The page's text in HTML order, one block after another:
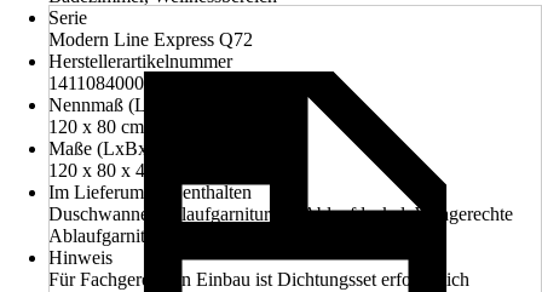
Serie
Modern Line Express Q72
Herstellerartikelnummer
1411084000022
Nennmaß (LxB)
120 x 80 cm
Maße (LxBxH)
120 x 80 x 4 cm
Im Lieferumfang enthalten
Duschwanne, Ablaufgarnitur mit Ablaufdeckel, Waagerechte
Ablaufgarnitur DN50
Hinweis
Für Fachgerechten Einbau ist Dichtungsset erforderlich